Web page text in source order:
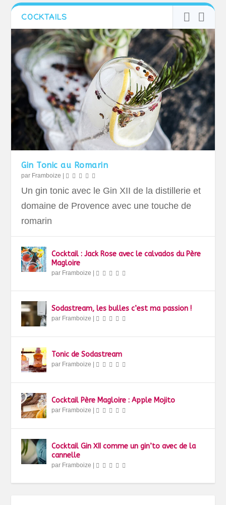
COCKTAILS
Gin Tonic au Romarin
par Framboize
Un gin tonic avec le Gin XII de la distillerie et
domaine de Provence avec une touche de
romarin
Cocktail : Jack Rose avec le calvados du Père
Magloire
par Framboize
Sodastream, les bulles c’est ma passion !
par Framboize
Tonic de Sodastream
par Framboize
Cocktail Père Magloire : Apple Mojito
par Framboize
Cocktail Gin XII comme un gin’to avec de la
cannelle
par Framboize